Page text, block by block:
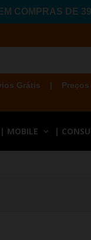
COMPRAS DE
Grátis |
| MOBILE |